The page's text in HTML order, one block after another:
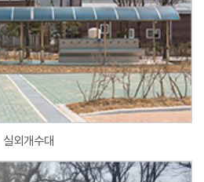
실외개수대